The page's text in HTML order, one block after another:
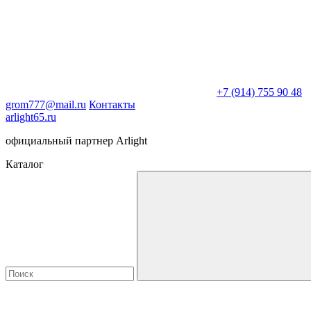
+7 (914) 755 90 48
grom777@mail.ru Контакты
arlight65.ru
официальный партнер Arlight
Каталог